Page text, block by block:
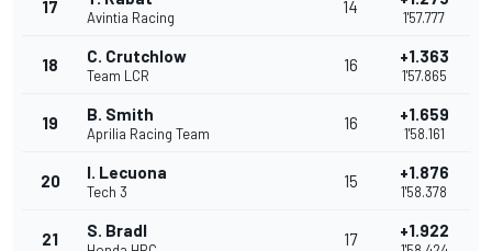
17
Avintia Racing
14
1'57.777
18 C. Crutchlow
Team LCR
16 +1.363
1'57.865
19 B. Smith
Aprilia Racing Team
16 +1.659
1'58.161
20 I. Lecuona
Tech 3
15 +1.876
1'58.378
21 S. Bradl 17 +1.922